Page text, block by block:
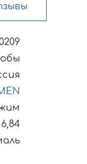
6,84